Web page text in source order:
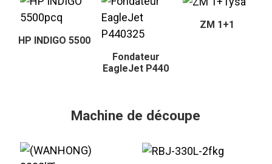
HP INDIGO 5500
Fondateur
EagleJet P440
ZM 1+1
Machine de découpe